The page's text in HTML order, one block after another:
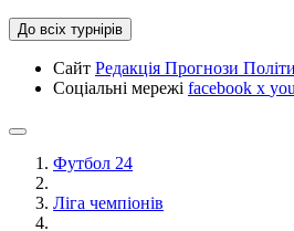
До всіх турнірів
Сайт Редакція Прогнози
Соціальні мережі facebook x
Футбол 24
Ліга чемпіонів